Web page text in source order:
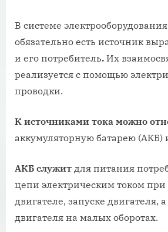
В системе
обязательно есть источник
и его потребитель. Их
реализуется с помощью
проводки.
К источниками тока можно
аккумуляторную батарею (АКБ)
АКБ служит для питания
цепи электрическим током
двигателе, запуске двигателя,
двигателя на малых оборотах.